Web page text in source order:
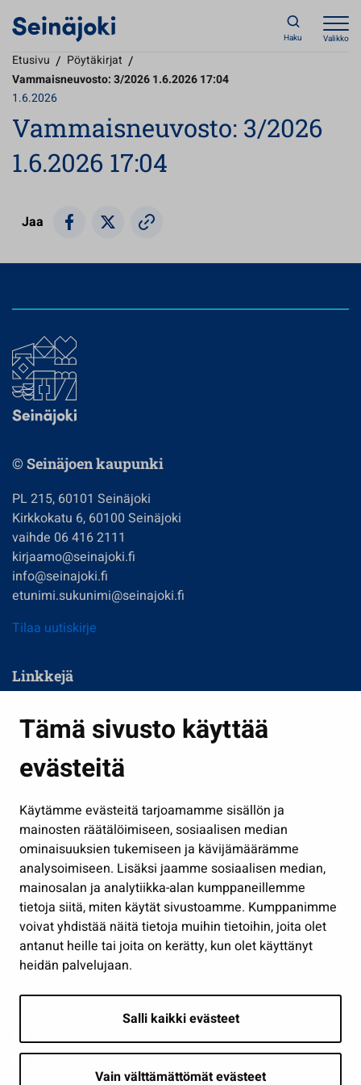
Tämä sivusto käyttää
evästeitä
Käytämme evästeitä tarjoamamme sisällön ja
mainosten räätälöimiseen, sosiaalisen median
ominaisuuksien tukemiseen ja kävijämäärämme
analysoimiseen. Lisäksi jaamme sosiaalisen median,
mainosalan ja analytiikka-alan kumppaneillemme
tietoja siitä, miten käytät sivustoamme. Kumppanimme
voivat yhdistää näitä tietoja muihin tietoihin, joita olet
antanut heille tai joita on kerätty, kun olet käyttänyt
heidän palvelujaan.
Salli kaikki evästeet
Vain välttämättömät evästeet
Haku Valikko
Etusivu / Pöytäkirjat /
Vammaisneuvosto: 3/2026 1.6.2026 17:04
1.6.2026
Vammaisneuvosto: 3/2026
1.6.2026 17:04
Jaa
© Seinäjoen kaupunki
PL 215, 60101 Seinäjoki
Kirkkokatu 6, 60100 Seinäjoki
vaihde 06 416 2111
kirjaamo@seinajoki.fi
info@seinajoki.fi
etunimi.sukunimi@seinajoki.fi
Tilaa uutiskirje
Linkkejä
Kasvatus ja opetus
Kulttuuri ja liikunta
Työ ja yrittäminen
Osallistu ja asioi
Näytä omat evästeasetukseni
Seuraa meitä